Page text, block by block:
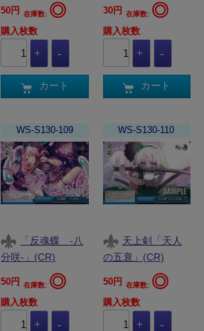
50円 在庫数: ◎
購入枚数
カート
30円 在庫数: ◎
購入枚数
カート
WS-S130-109
「反魂蝶 ‐八
分咲‐」(CR)
50円 在庫数: ◎
購入枚数
WS-S130-110
天上剣「天人
の五衰」(CR)
50円 在庫数: ◎
購入枚数